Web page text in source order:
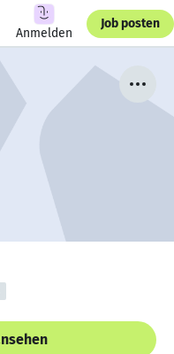
Anmelden
Job posten